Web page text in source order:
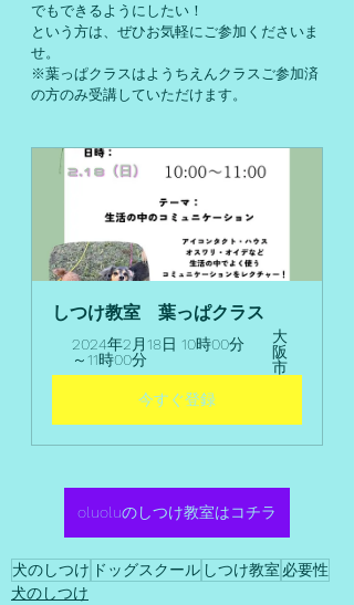
でもできるようにしたい！
という方は、ぜひお気軽にご参加くださいま
せ。
※葉っぱクラスはようちえんクラスご参加済
の方のみ受講していただけます。
しつけ教室　葉っぱクラス
2024年2月18日 10時00分
～11時00分
大
阪
市
今すぐ登録
oluoluのしつけ教室はコチラ
犬のしつけ ドッグスクール しつけ教室 必要性
犬のしつけ